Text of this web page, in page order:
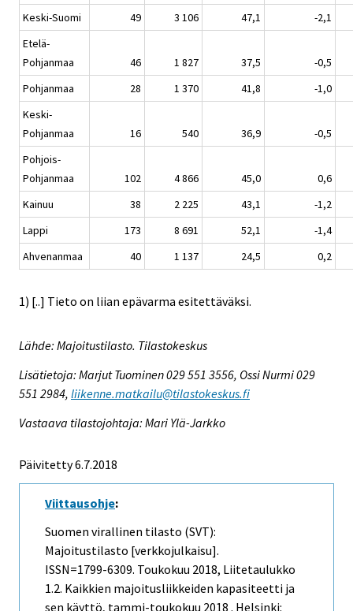
Keski-Suomi
49 3 106 47,1
-2,1
Etelä-
Pohjanmaa
46 1 827 37,5
-0,5
Pohjanmaa
28 1 370 41,8
-1,0
Keski-
Pohjanmaa
16 540 36,9
-0,5
Pohjois-
Pohjanmaa
102 4 866 45,0
0,6
Kainuu
38 2 225 43,1
-1,2
Lappi
173 8 691 52,1
-1,4
Ahvenanmaa
40 1 137 24,5 0,2
1) [..] Tieto on liian epävarma esitettäväksi.
Lähde: Majoitustilasto. Tilastokeskus
Lisätietoja: Marjut Tuominen 029 551 3556, Ossi Nurmi 029
551 2984, liikenne.matkailu@tilastokeskus.fi
Vastaava tilastojohtaja: Mari Ylä-Jarkko
Päivitetty 6.7.2018
Viittausohje:
Suomen virallinen tilasto (SVT):
Majoitustilasto [verkkojulkaisu].
ISSN=1799-6309. Toukokuu 2018, Liitetaulukko
1.2. Kaikkien majoitusliikkeiden kapasiteetti ja
sen käyttö, tammi-toukokuu 2018 . Helsinki: